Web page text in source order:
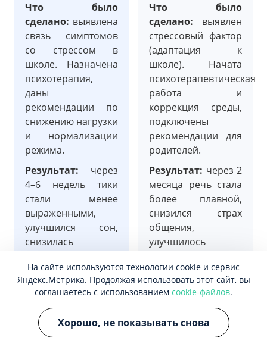
Что было
сделано: выявлена
связь симптомов
со стрессом в
школе. Назначена
психотерапия,
даны
рекомендации по
снижению нагрузки
и нормализации
режима.
Результат: через
4–6 недель тики
стали менее
выраженными,
улучшился сон,
снизилась
Что было
сделано: выявлен
стрессовый фактор
(адаптация к
школе). Начата
психотерапевтическая
работа и
коррекция среды,
подключены
рекомендации для
родителей.
Результат: через 2
месяца речь стала
более плавной,
снизился страх
общения,
улучшилось
состояние.
Кейс №3.
Ночные страхи
На сайте используются технологии cookie и сервис
Яндекс.Метрика. Продолжая использовать этот сайт, вы
соглашаетесь с использованием cookie-файлов.
Хорошо, не показывать снова